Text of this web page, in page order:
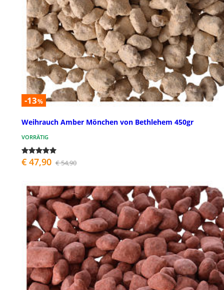
-13%
Weihrauch Amber Mönchen von Bethlehem 450gr
VORRÄTIG
€ 47,90 € 54,90